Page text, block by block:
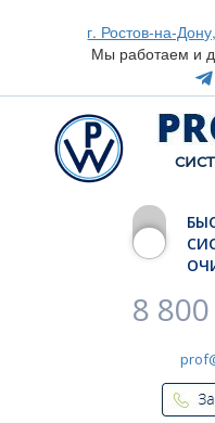
г. Ростов-на-
Мы работаем и
8 800